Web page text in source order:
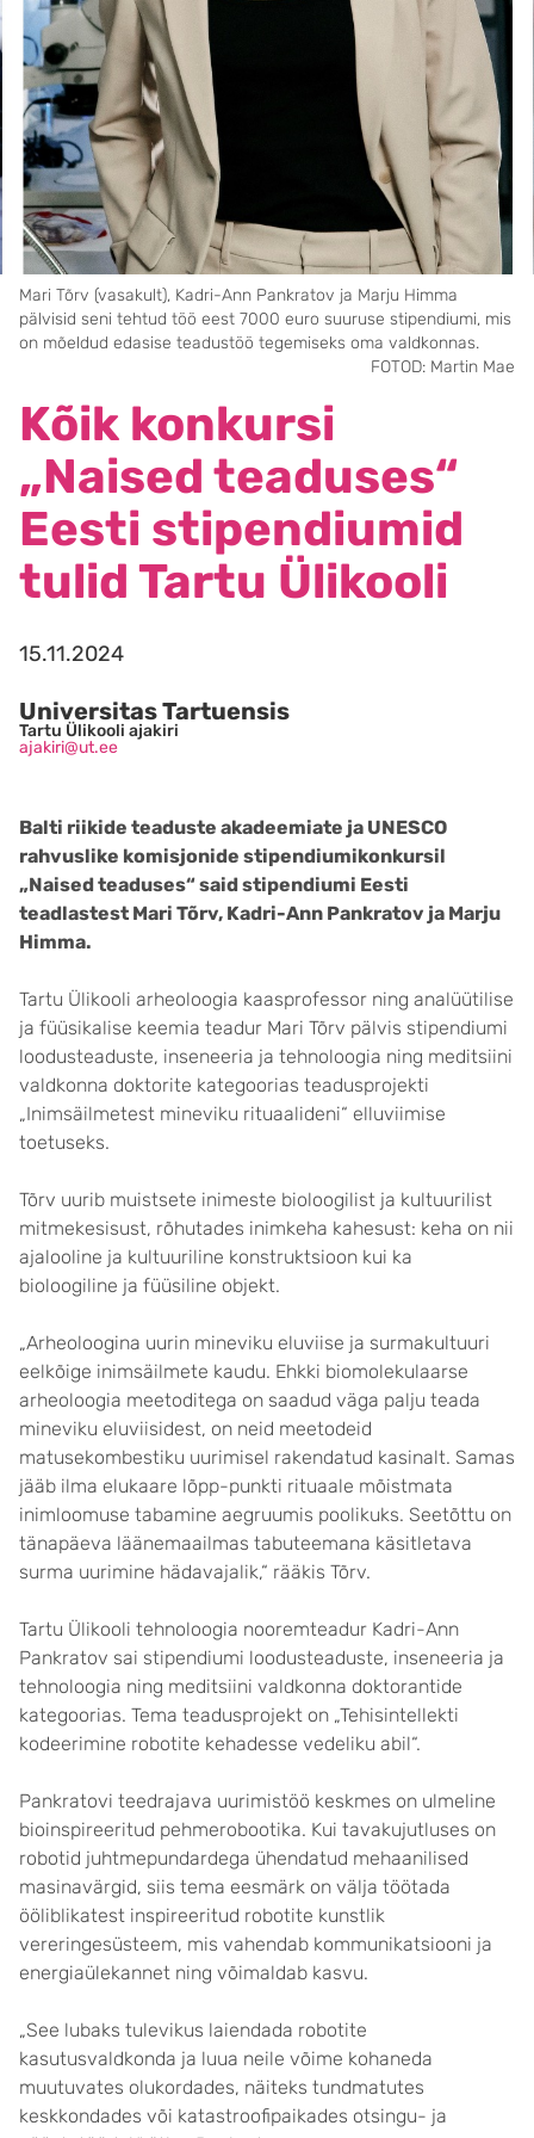
Mari Tõrv (vasakult), Kadri-Ann Pankratov ja Marju Himma
pälvisid seni tehtud töö eest 7000 euro suuruse stipendiumi, mis
on mõeldud edasise teadustöö tegemiseks oma valdkonnas.
FOTOD: Martin Mae
Kõik konkursi
„Naised teaduses“
Eesti stipendiumid
tulid Tartu Ülikooli
15.11.2024
Universitas Tartuensis
Tartu Ülikooli ajakiri
ajakiri@ut.ee
Balti riikide teaduste akadeemiate ja UNESCO
rahvuslike komisjonide stipendiumikonkursil
„Naised teaduses“ said stipendiumi Eesti
teadlastest Mari Tõrv, Kadri-Ann Pankratov ja Marju
Himma.
Tartu Ülikooli arheoloogia kaasprofessor ning analüütilise
ja füüsikalise keemia teadur Mari Tõrv pälvis stipendiumi
loodusteaduste, inseneeria ja tehnoloogia ning meditsiini
valdkonna doktorite kategoorias teadusprojekti
„Inimsäilmetest mineviku rituaalideni“ elluviimise
toetuseks.
Tõrv uurib muistsete inimeste bioloogilist ja kultuurilist
mitmekesisust, rõhutades inimkeha kahesust: keha on nii
ajalooline ja kultuuriline konstruktsioon kui ka
bioloogiline ja füüsiline objekt.
„Arheoloogina uurin mineviku eluviise ja surmakultuuri
eelkõige inimsäilmete kaudu. Ehkki biomolekulaarse
arheoloogia meetoditega on saadud väga palju teada
mineviku eluviisidest, on neid meetodeid
matusekombestiku uurimisel rakendatud kasinalt. Samas
jääb ilma elukaare lõpp-punkti rituaale mõistmata
inimloomuse tabamine aegruumis poolikuks. Seetõttu on
tänapäeva läänemaailmas tabuteemana käsitletava
surma uurimine hädavajalik,“ rääkis Tõrv.
Tartu Ülikooli tehnoloogia nooremteadur Kadri-Ann
Pankratov sai stipendiumi loodusteaduste, inseneeria ja
tehnoloogia ning meditsiini valdkonna doktorantide
kategoorias. Tema teadusprojekt on „Tehisintellekti
kodeerimine robotite kehadesse vedeliku abil“.
Pankratovi teedrajava uurimistöö keskmes on ulmeline
bioinspireeritud pehmerobootika. Kui tavakujutluses on
robotid juhtmepundardega ühendatud mehaanilised
masinavärgid, siis tema eesmärk on välja töötada
ööliblikatest inspireeritud robotite kunstlik
vereringesüsteem, mis vahendab kommunikatsiooni ja
energiaülekannet ning võimaldab kasvu.
„See lubaks tulevikus laiendada robotite
kasutusvaldkonda ja luua neile võime kohaneda
muutuvates olukordades, näiteks tundmatutes
keskkondades või katastroofipaikades otsingu- ja